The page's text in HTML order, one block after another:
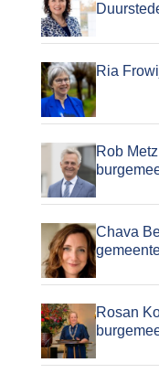
Ria
Rob
Chava
Rosan